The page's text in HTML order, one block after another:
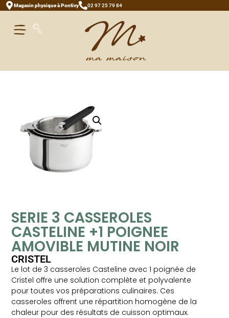
Magasin physique à Pontivy 02 97 25 79 84
SERIE 3 CASSEROLES
CASTELINE +1 POIGNEE
AMOVIBLE MUTINE NOIR
CRISTEL
Le lot de 3 casseroles Casteline avec 1 poignée de
Cristel offre une solution complète et polyvalente
pour toutes vos préparations culinaires. Ces
casseroles offrent une répartition homogène de la
chaleur pour des résultats de cuisson optimaux.